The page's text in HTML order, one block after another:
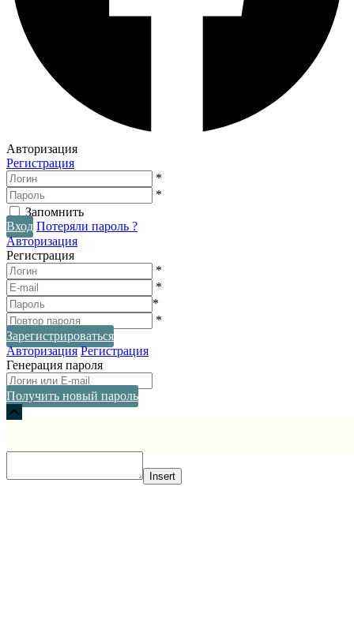
Авторизация
Регистрация
*
*
Запомнить
Вход Потеряли пароль ?
Авторизация
Регистрация
*
*
*
*
Зарегистрироваться
Авторизация Регистрация
Генерация пароля
Получить новый пароль
Прокрутка
Insert